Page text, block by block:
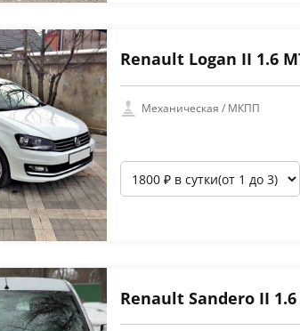
Renault Logan II 1.6
Механическая / МКПП
Renault Sandero II